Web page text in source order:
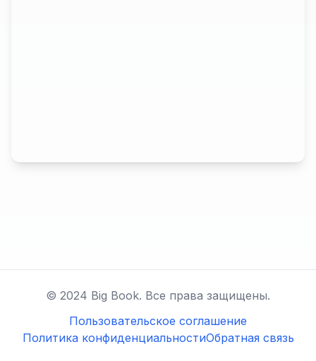
© 2024 Big Book. Все права защищены.
Пользовательское соглашение
Политика конфиденциальностиОбратная связь